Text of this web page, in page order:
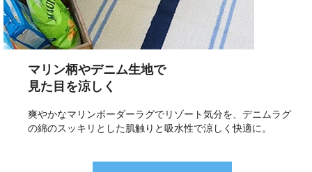
マリン柄やデニム生地で
見た目を涼しく
爽やかなマリンボーダーラグでリゾート気分を、デニムラグ
の綿のスッキリとした肌触りと吸水性で涼しく快適に。